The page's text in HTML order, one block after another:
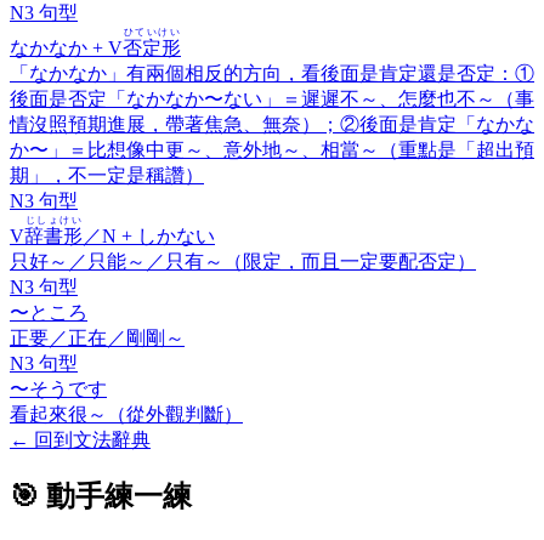
N3 句型
なかなか + V否定形
ひていけい
「なかなか」有兩個相反的方向，看後面是肯定還是否定：①
後面是否定「なかなか〜ない」＝遲遲不～、怎麼也不～（事
情沒照預期進展，帶著焦急、無奈）；②後面是肯定「なかな
か〜」＝比想像中更～、意外地～、相當～（重點是「超出預
期」，不一定是稱讚）
N3 句型
V辞書形
じしょけい
／N + しかない
只好～／只能～／只有～（限定，而且一定要配否定）
N3 句型
〜ところ
正要／正在／剛剛～
N3 句型
〜そうです
看起來很～（從外觀判斷）
← 回到文法辭典
🎯 動手練一練